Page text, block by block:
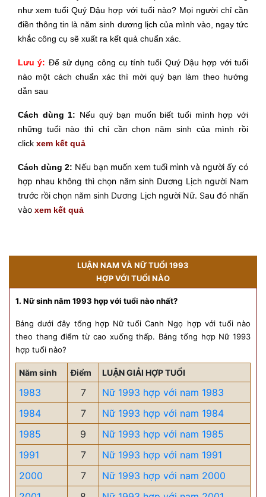
như xem tuổi Quý Dậu hợp với tuổi nào? Mọi người chỉ cần
điền thông tin là năm sinh dương lịch của mình vào, ngay tức
khắc công cụ sẽ xuất ra kết quả chuẩn xác.
Lưu ý: Để sử dụng công cụ tính tuổi Quý Dậu hợp với tuổi
nào một cách chuẩn xác thì mời quý bạn làm theo hướng
dẫn sau
Cách dùng 1: Nếu quý bạn muốn biết tuổi mình hợp với
những tuổi nào thì chỉ cần chọn năm sinh của mình rồi
click xem kết quả
Cách dùng 2: Nếu bạn muốn xem tuổi mình và người ấy có
hợp nhau không thì chọn năm sinh Dương Lịch người Nam
trước rồi chọn năm sinh Dương Lịch người Nữ. Sau đó nhấn
vào xem kết quả
LUẬN NAM VÀ NỮ TUỔI 1993
HỢP VỚI TUỔI NÀO
1. Nữ sinh năm 1993 hợp với tuổi nào nhất?
Bảng dưới đây tổng hợp Nữ tuổi Canh Ngọ hợp với tuổi nào
theo thang điểm từ cao xuống thấp. Bảng tổng hợp Nữ 1993
hợp tuổi nào?
Năm sinh Điểm LUẬN GIẢI HỢP TUỔI
1983 7
Nữ 1993 hợp với nam 1983
1984
7
Nữ 1993 hợp với nam 1984
1985
9
Nữ 1993 hợp với nam 1985
1991
7
Nữ 1993 hợp với nam 1991
2000
7
Nữ 1993 hợp với nam 2000